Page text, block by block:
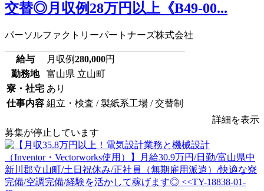
交替◎月収例28万円以上《B49-00...
パーソルファクトリーパートナーズ株式会社
給与 月収例280,000円
勤務地
富山県 立山町
寮・社宅 あり
仕事内容 組立・検査 / 製紙系工場 / 交替制
詳細を表示
募集が停止しています